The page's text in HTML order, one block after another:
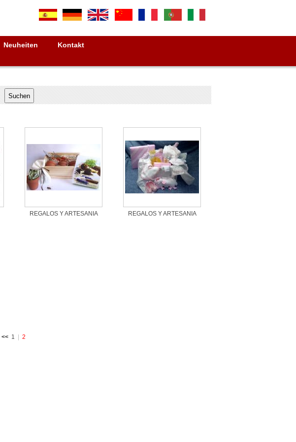
Neuheiten Kontakt
REGALOS Y ARTESANIA REGALOS Y ARTESANIA
<< 1 2